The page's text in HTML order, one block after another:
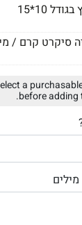
10*15
סיקרט קרם /
a
before adding